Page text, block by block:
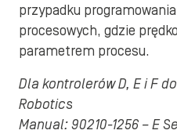
przypadku
procesowych, gdzie
parametrem procesu.
Dla kontrolerów D, E i F
Robotics
Manual: 90210-1256 – E